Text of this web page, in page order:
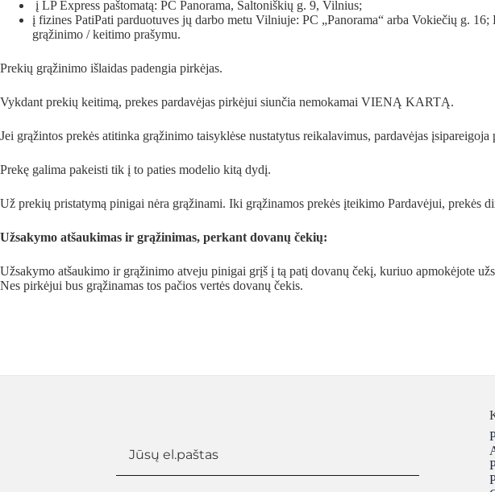
į LP Express paštomatą: PC Panorama, Saltoniškių g. 9, Vilnius;
į fizines PatiPati parduotuves jų darbo metu Vilniuje: PC „Panorama“ arba Vokiečių g.
grąžinimo / keitimo prašymu.
Prekių grąžinimo išlaidas padengia pirkėjas.
Vykdant prekių keitimą, prekes pardavėjas pirkėjui siunčia nemokamai VIENĄ KARTĄ.
Jei grąžintos prekės atitinka grąžinimo taisyklėse nustatytus reikalavimus, pardavėjas
Prekę galima pakeisti tik į to paties modelio kitą dydį.
Už prekių pristatymą pinigai nėra grąžinami. Iki grąžinamos prekės įteikimo Pardavėjui, prekės
Užsakymo atšaukimas ir grąžinimas, perkant dovanų čekių:
Užsakymo atšaukimo ir grąžinimo atveju pinigai grįš į tą patį dovanų čekį, kuriuo apmokėjote
Nes pirkėjui bus grąžinamas tos pačios vertės dovanų čekis.